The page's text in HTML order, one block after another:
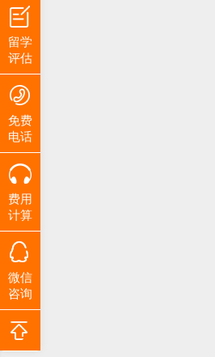
留学
评估
免费
电话
费用
计算
微信
咨询